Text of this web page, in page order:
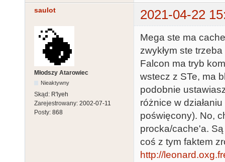
saulot 2021-04-22
Młodszy Atarowiec
Nieaktywny
Skąd: R'lyeh
Zarejestrowany: 2002-07-11
Posty: 868
Mega ste ma
zwykłym ste trzeba
Falcon ma tryb
wstecz z STe, ma
podobnie
różnice w
poświęcony). No,
procka/cache'a.
coś z tym faktem
http://